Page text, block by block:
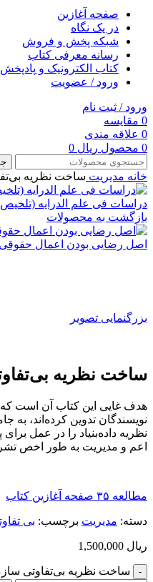
صفحه آغازین
در یک نگاه
شبکه پخش و فروش
رسانه معرفی کتاب
کتاب الکترونیک و پادپخش
ورود / عضویت
ورود / ثبت نام
0 مقایسه
0 علاقه مندی
0 محصول ریال
خانه مديريت ساخت نظریه
دراسات فی علم الدرایه (تلخیص
بازگشت به محصولات
اصل رضایی بودن اعمال حقوقی
بزرگنمایی تصویر
ساخت نظریه
نظریه داده‌بنیاد را در عمل
اعم و مدیریت به طور اخص
مطالعه ۳۵ صفحه آغازین کتاب
دسته: مديريت برچسب: بی
ریال
ساخت نظریه بی‌تفاوتی